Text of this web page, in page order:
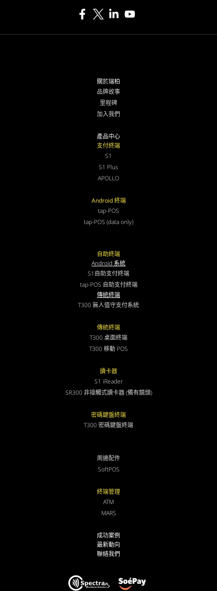
關於瑞柏
品牌故事
里程碑
加入我們
產品中心
支付終端
S1
S1 Plus
APOLLO
Android 終端
tap-POS
tap-POS (data only)
自助終端
Android 系統
S1自助支付終端
tap-POS 自助支付終端
傳統終端
T300 無人值守支付系統
傳統終端
T300 桌面終端
T300 移動 POS
讀卡器
S1 iReader
SR300 非接觸式讀卡器 (備有鏡頭)
密碼鍵盤終端
T300 密碼鍵盤終端
周邊配件
SoftPOS
終端管理
ATM
MARS
成功案例
最新動向
聯絡我們